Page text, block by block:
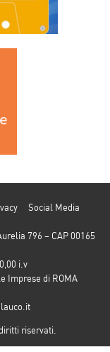
Social Media
796 – CAP 00165
i.v
Imprese di ROMA
riservati.